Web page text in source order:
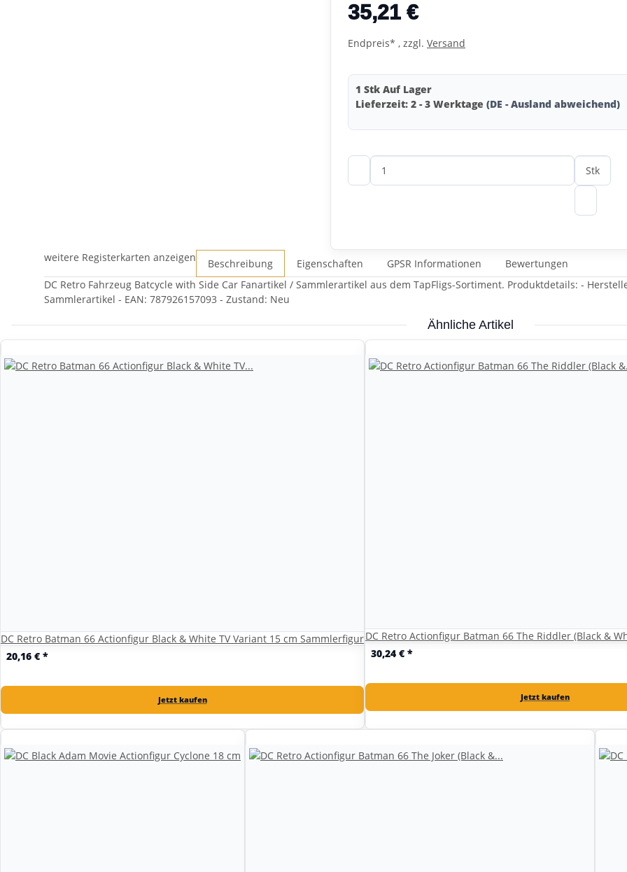
35,21 €
Endpreis* , zzgl. Versand
1 Stk Auf Lager
Lieferzeit: 2 - 3 Werktage (DE - Ausland abweichend)
Stk
weitere Registerkarten anzeigen Beschreibung Eigenschaften GPSR Informationen
Bewertungen
DC Retro Fahrzeug Batcycle with Side Car Fanartikel / Sammlerartikel aus dem TapFligs-Sortiment. Produktdetails: -
Sammlerartikel - EAN: 787926157093 - Zustand: Neu
Ähnliche Artikel
DC Retro Batman 66 Actionfigur Black & White TV Variant 15 cm Sammlerfigur
20,16 € *
Jetzt kaufen
DC Retro Actionfigur Batman 66 The Riddler (Black &
30,24 € *
Jetzt kaufen